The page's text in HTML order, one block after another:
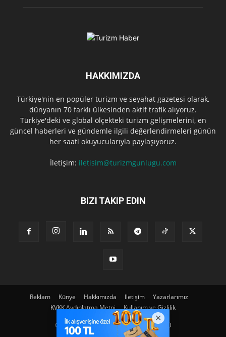
HAKKIMIZDA
Türkiye'nin en popüler turizm ve seyahat gazetesi olarak,
dünyanın 70 farklı ülkesinden aktif trafik alıyoruz.
Türkiye'deki ve global ölçekteki turizm gelişmelerini, en
güncel haberleri ve gündemle ilgili değerlendirmeleri günün
her saati okuyucularıyla paylaşıyoruz.
İletişim: iletisim@turizmgunlugu.com
BIZI TAKIP EDIN
Reklam Künye Hakkımızda Iletişim
Yazarlarımız
KVKK Aydınlatma Metni
Kullanım ve Gizlilik
© Copyright © 2023 | TURIZM GÜNLÜGÜ